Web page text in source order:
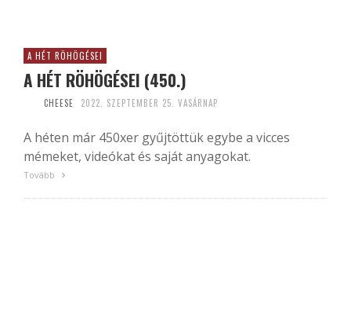
A HÉT RÖHÖGÉSEI
A HÉT RÖHÖGÉSEI (450.)
CHEESE 2022. SZEPTEMBER 25. VASÁRNAP
A héten már 450xer gyűjtöttük egybe a vicces
mémeket, videókat és saját anyagokat.
Tovább